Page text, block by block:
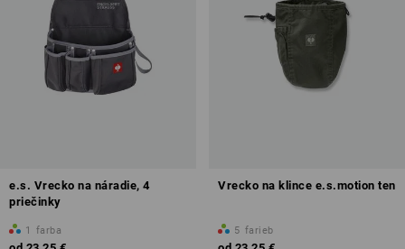
e.s. Vrecko na náradie, 4
priečinky
1 farba
Vrecko na klince e.s.motion ten
5 farieb